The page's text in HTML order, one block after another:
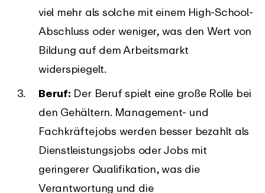
viel mehr als solche mit einem High-School-
Abschluss oder weniger, was den Wert von
Bildung auf dem Arbeitsmarkt
widerspiegelt.
Beruf: Der Beruf spielt eine große Rolle bei
den Gehältern. Management- und
Fachkräftejobs werden besser bezahlt als
Dienstleistungsjobs oder Jobs mit
geringerer Qualifikation, was die
Verantwortung und die